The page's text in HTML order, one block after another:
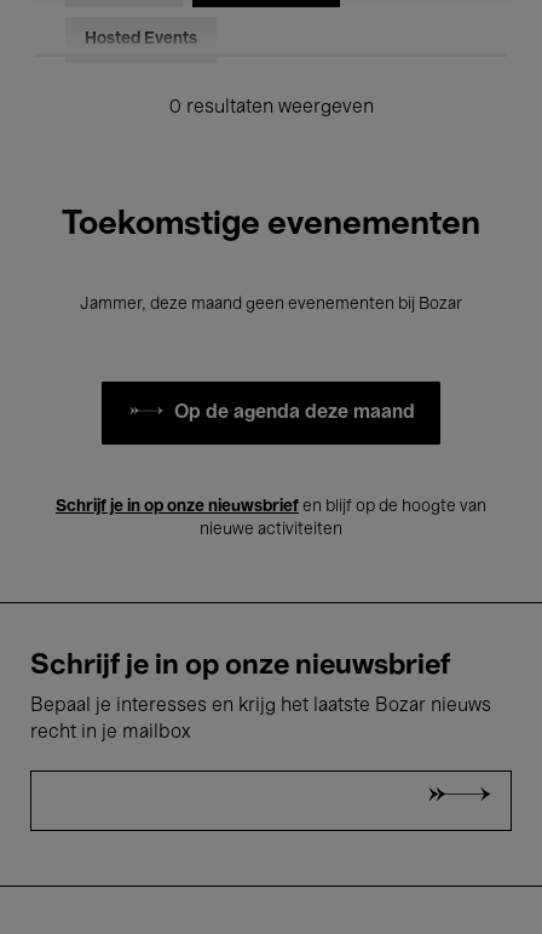
Hosted Events
0 resultaten weergeven
Toekomstige evenementen
Jammer, deze maand geen evenementen bij Bozar
Op de agenda deze maand
Schrijf je in op onze nieuwsbrief en blijf op de hoogte van
nieuwe activiteiten
Schrijf je in op onze nieuwsbrief
Bepaal je interesses en krijg het laatste Bozar nieuws
recht in je mailbox